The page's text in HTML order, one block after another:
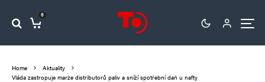
0
Home
Aktuality
Vláda zastropuje marže distributorů paliv a sníží spotřební daň u nafty